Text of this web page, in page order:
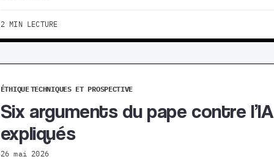
2 MIN LECTURE
ÉTHIQUETECHNIQUES ET PROSPECTIVE
Six arguments du pape contre l’IA
expliqués
26 mai 2026